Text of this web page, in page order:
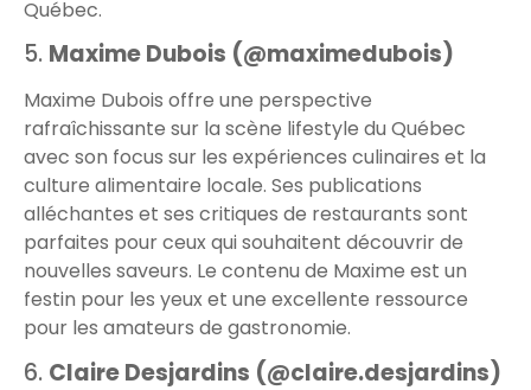
Québec.
5. Maxime Dubois (@maximedubois)
Maxime Dubois offre une perspective
rafraîchissante sur la scène lifestyle du Québec
avec son focus sur les expériences culinaires et la
culture alimentaire locale. Ses publications
alléchantes et ses critiques de restaurants sont
parfaites pour ceux qui souhaitent découvrir de
nouvelles saveurs. Le contenu de Maxime est un
festin pour les yeux et une excellente ressource
pour les amateurs de gastronomie.
6. Claire Desjardins (@claire.desjardins)